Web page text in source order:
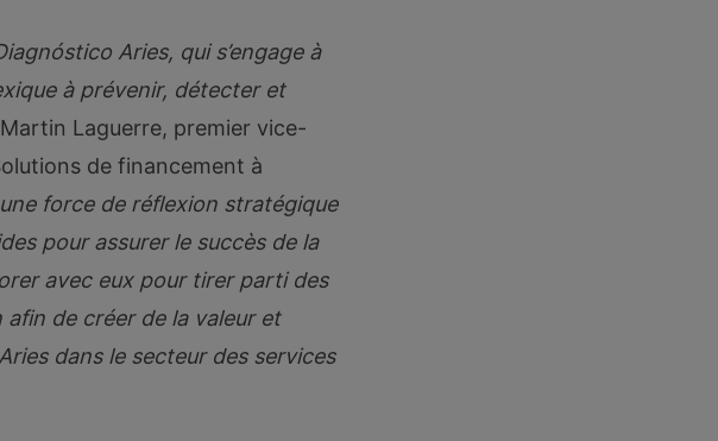
Aries, qui s’engage à
à prévenir, détecter et
Laguerre, premier vice-
de financement à
force de réflexion stratégique
pour assurer le succès de la
avec eux pour tirer parti des
de créer de la valeur et
dans le secteur des services